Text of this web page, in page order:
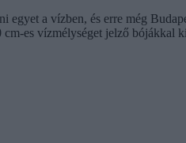
egyet a vízben, és erre még
es vízmélységet jelző bójákkal